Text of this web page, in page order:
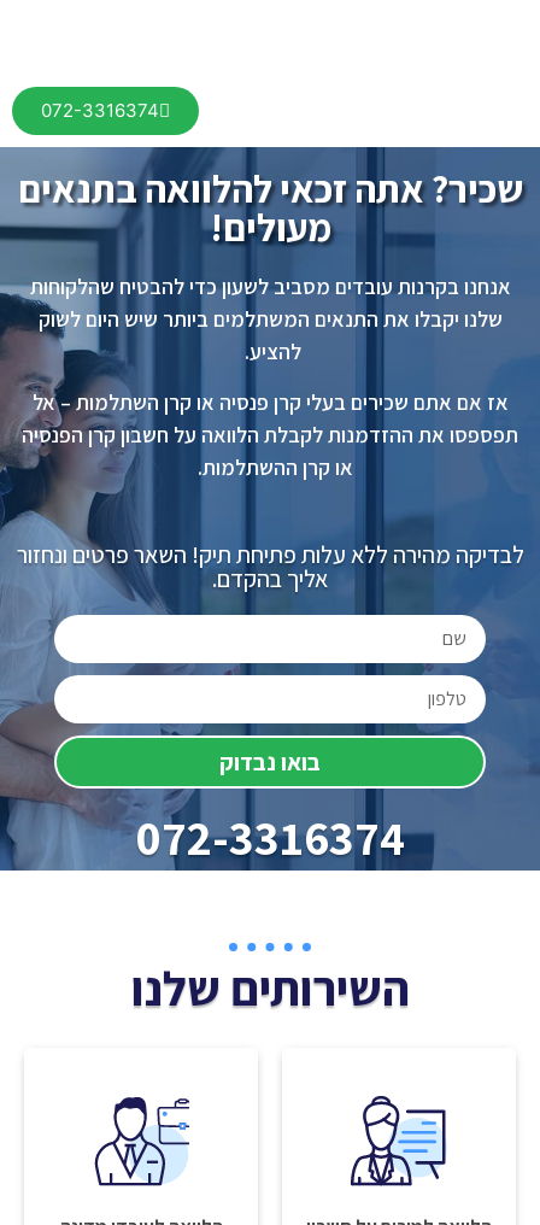
072-3316374
שכיר? אתה זכאי להלוואה בתנאים
מעולים!
אנחנו בקרנות עובדים מסביב לשעון כדי להבטיח שהלקוחות
שלנו יקבלו את התנאים המשתלמים ביותר שיש היום לשוק
להציע.
אז אם אתם שכירים בעלי קרן פנסיה או קרן השתלמות – אל
תפספסו את ההזדמנות לקבלת הלוואה על חשבון קרן הפנסיה
או קרן ההשתלמות.
לבדיקה מהירה ללא עלות פתיחת תיק! השאר פרטים ונחזור
אליך בהקדם.
בואו נבדוק
072-3316374
השירותים שלנו